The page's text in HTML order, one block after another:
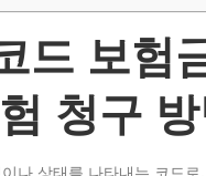
드 보험
청구